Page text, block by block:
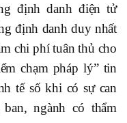
định danh điện tử
định danh duy nhất
chi phí tuân thủ cho
chạm pháp lý” tin
tế số khi có sự can
ngành có thẩm